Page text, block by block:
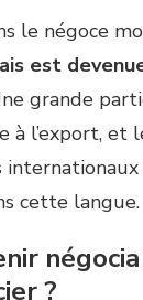
le négoce
est
grande
à l’export, et
cette langue.
?